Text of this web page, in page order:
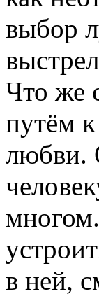
выбор
Что же
путём
любви.
в ней,